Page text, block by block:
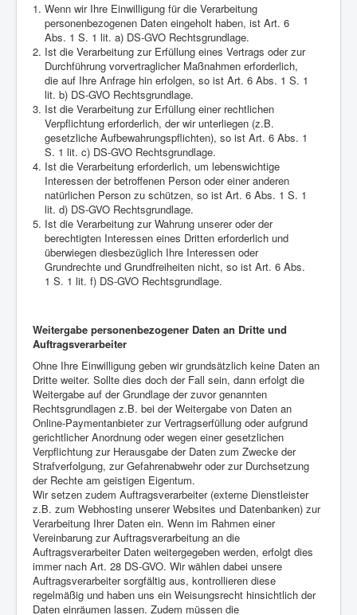
Wenn wir Ihre Einwilligung für die Verarbeitung
personenbezogenen Daten eingeholt haben, ist Art. 6
Abs. 1 S. 1 lit. a) DS-GVO Rechtsgrundlage.
Ist die Verarbeitung zur Erfüllung eines Vertrags oder zur
Durchführung vorvertraglicher Maßnahmen erforderlich,
die auf Ihre Anfrage hin erfolgen, so ist Art. 6 Abs. 1 S. 1
lit. b) DS-GVO Rechtsgrundlage.
Ist die Verarbeitung zur Erfüllung einer rechtlichen
Verpflichtung erforderlich, der wir unterliegen (z.B.
gesetzliche Aufbewahrungspflichten), so ist Art. 6 Abs. 1
S. 1 lit. c) DS-GVO Rechtsgrundlage.
Ist die Verarbeitung erforderlich, um lebenswichtige
Interessen der betroffenen Person oder einer anderen
natürlichen Person zu schützen, so ist Art. 6 Abs. 1 S. 1
lit. d) DS-GVO Rechtsgrundlage.
Ist die Verarbeitung zur Wahrung unserer oder der
berechtigten Interessen eines Dritten erforderlich und
überwiegen diesbezüglich Ihre Interessen oder
Grundrechte und Grundfreiheiten nicht, so ist Art. 6 Abs.
1 S. 1 lit. f) DS-GVO Rechtsgrundlage.
Weitergabe personenbezogener Daten an Dritte und
Auftragsverarbeiter
Ohne Ihre Einwilligung geben wir grundsätzlich keine Daten an
Dritte weiter. Sollte dies doch der Fall sein, dann erfolgt die
Weitergabe auf der Grundlage der zuvor genannten
Rechtsgrundlagen z.B. bei der Weitergabe von Daten an
Online-Paymentanbieter zur Vertragserfüllung oder aufgrund
gerichtlicher Anordnung oder wegen einer gesetzlichen
Verpflichtung zur Herausgabe der Daten zum Zwecke der
Strafverfolgung, zur Gefahrenabwehr oder zur Durchsetzung
der Rechte am geistigen Eigentum.
Wir setzen zudem Auftragsverarbeiter (externe Dienstleister
z.B. zum Webhosting unserer Websites und Datenbanken) zur
Verarbeitung Ihrer Daten ein. Wenn im Rahmen einer
Vereinbarung zur Auftragsverarbeitung an die
Auftragsverarbeiter Daten weitergegeben werden, erfolgt dies
immer nach Art. 28 DS-GVO. Wir wählen dabei unsere
Auftragsverarbeiter sorgfältig aus, kontrollieren diese
regelmäßig und haben uns ein Weisungsrecht hinsichtlich der
Daten einräumen lassen. Zudem müssen die